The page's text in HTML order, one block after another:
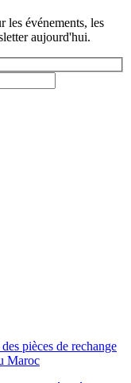
les événements, les
aujourd'hui.
pièces de rechange
Maroc